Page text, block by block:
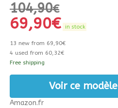
104,90€
69,90€ in stock
13 new from 69,90€
4 used from 60,32€
Free shipping
Voir ce modèle
Amazon.fr